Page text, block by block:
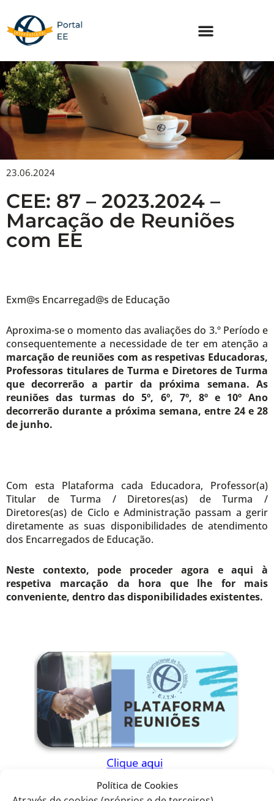
Política de Cookies
content
23.06.2024
CEE: 87 – 2023.2024 –
Marcação de Reuniões
com EE
Exm@s Encarregad@s de Educação
Aproxima-se o momento das avaliações do 3.º Período e
consequentemente a necessidade de ter em atenção a
marcação de reuniões com as respetivas Educadoras,
Professoras titulares de Turma e Diretores de Turma
que decorrerão a partir da próxima semana. As
reuniões das turmas do 5º, 6º, 7º, 8º e 10º Ano
decorrerão durante a próxima semana, entre 24 e 28
de junho.
Com esta Plataforma cada Educadora, Professor(a)
Titular de Turma / Diretores(as) de Turma /
Diretores(as) de Ciclo e Administração passam a gerir
diretamente as suas disponibilidades de atendimento
dos Encarregados de Educação.
Neste contexto, pode proceder agora e aqui à
respetiva marcação da hora que lhe for mais
conveniente, dentro das disponibilidades existentes.